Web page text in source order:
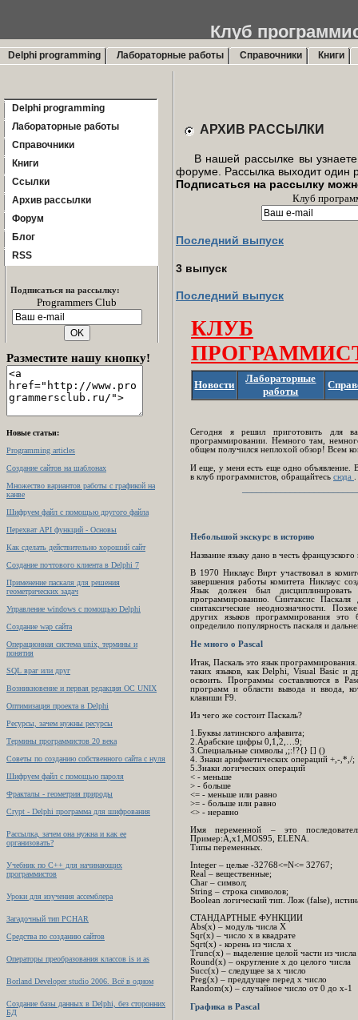
Клуб
Delphi
Delphi programming Лабораторные работы Справочники Книги
Delphi programming
Лабораторные работы
Справочники
Книги
Ссылки
Архив рассылки
Форум
Блог
RSS
Подписаться на рассылку:
Programmers Club
Разместите нашу кнопку!
Новые статьи:
Programming articles
Создание сайтов на шаблонах
Множество вариантов работы с графикой на
канве
Шифруем файл с помощью другого файла
Перехват API функций - Основы
Как сделать действительно хороший сайт
Создание почтового клиента в Delphi 7
Применение паскаля для решения
геометрических задач
Управление windows с помощью Delphi
Создание wap сайта
Операционная система unix, термины и
понятия
SQL враг или друг
Возникновение и первая редакция ОС UNIX
Оптимизация проекта в Delphi
Ресурсы, зачем нужны ресурсы
Термины программистов 20 века
Советы по созданию собственного сайта с нуля
Шифруем файл с помощью пароля
Фракталы - геометрия природы
Crypt - Delphi программа для шифрования
Рассылка, зачем она нужна и как ее
организовать?
Учебник по C++ для начинающих
программистов
Уроки для изучения ассемблера
Загадочный тип PCHAR
Средства по созданию сайтов
Операторы преобразования классов is и as
Borland Developer studio 2006. Всё в одном
Создание базы данных в Delphi, без сторонних
БД
АРХИВ РАССЫЛКИ
В нашей рассылке вы узнаете
форуме. Рассылка выходит один
Подписаться на рассылку
Клуб
Последний выпуск
3 выпуск
Последний выпуск
КЛУБ
Новости
Лабораторные
работы
Сегодня я решил приготовить для
программировании. Немного там,
общем получился неплохой обзор! Всем
И еще, у меня есть еще одно объявление.
в клуб программистов, обращайтесь сюда .
Небольшой экскурс в историю
Название языку дано в честь
В 1970 Никлаус Вирт участвовал в
завершения работы комитета Никлаус
Язык должен был
программированию. Синтаксис
синтаксические неоднозначности.
других языков программирования
определило популярность паскаля и
Не много о Pascal
Итак, Паскаль это язык
таких языков, как Delphi, Visual Basic и
освоить. Программы составляются в
программ и области вывода и ввода,
клавиши F9.
Из чего же состоит Паскаль?
1.Буквы латинского алфавита;
2.Арабские цифры 0,1,2,…9;
3.Специальные символы ,;:!?{} [] ()
4. Знаки арифметических операций +,-,*,/;
5.Знаки логических операций
< - меньше
> - больше
<= - меньше или равно
>= - больше или равно
<> - неравно
Имя переменной – это
Пример:A,x1,MOS95, ELENA.
Типы переменных.
Integer – целые -32768<=N<= 32767;
Real – вещественные;
Char – символ;
String – строка символов;
Boolean логический тип. Лож (false),
СТАНДАРТНЫЕ ФУНКЦИИ
Abs(x) – модуль числа X
Sqr(x) – число x в квадрате
Sqrt(x) - корень из числа x
Trunc(x) – выделение целой части из
Round(x) – округление x до целого числа
Succ(x) – следущее за x число
Preg(x) – преддущее перед x число
Random(x) – случайное число от 0 до x-1
Графика в Pascal